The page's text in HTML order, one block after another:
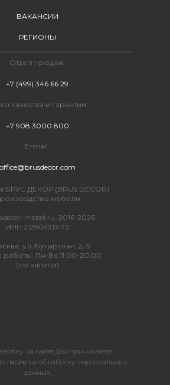
БРУС ДЕКОР (BRUS DECOR)
мебели
mebel.ru, 2016-2026
ИНН 212909313172
ул. Бутырская, д. 5.
работы: Пн-Вс 11:00-20:00
(по записи)
Отдел продаж:
+7 (499) 346 66 29
качества и гарантии:
+7 908 3000 800
E-mail:
office@brusdecor.com
ВАКАНСИИ
РЕГИОНЫ
на сайте, Вы принимаете
на обработку персональных
данных.